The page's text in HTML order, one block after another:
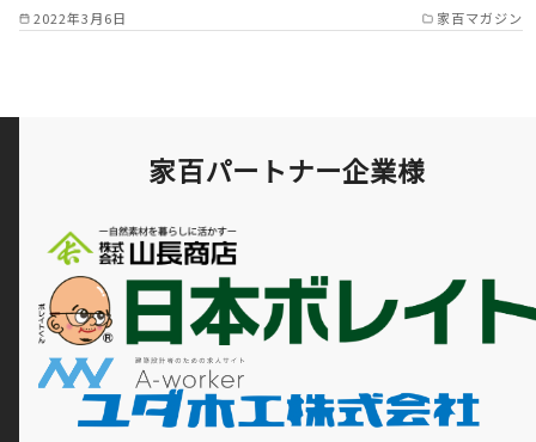
2022年3月6日 家百マガジン
家百パートナー企業様